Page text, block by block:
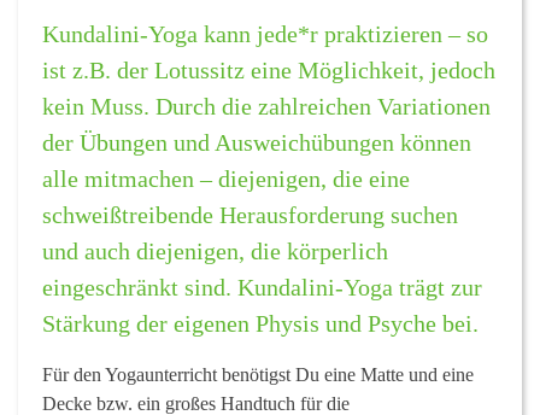
Kundalini-Yoga kann jede*r praktizieren – so
ist z.B. der Lotussitz eine Möglichkeit, jedoch
kein Muss. Durch die zahlreichen Variationen
der Übungen und Ausweichübungen können
alle mitmachen – diejenigen, die eine
schweißtreibende Herausforderung suchen
und auch diejenigen, die körperlich
eingeschränkt sind. Kundalini-Yoga trägt zur
Stärkung der eigenen Physis und Psyche bei.
Für den Yogaunterricht benötigst Du eine Matte und eine
Decke bzw. ein großes Handtuch für die